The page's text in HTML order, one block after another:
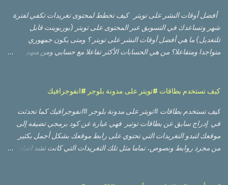
أفضل أوقات النشر على تويتر كيف تخطط لمحتوى تغريدات تكفي لفترة
شهر وتساعدك في التسويق عبر المحتوى على تويتر (بوربوينت قابل
للتعديل) ما هي أفضل أوقات النشر على تويتر ؟ ومتى يكون جمهوري
متواجدا ومتفاعلا؟ من هي الحسابات الأكثر تفاعلا مع حسابي ومن منهم
الفيديوهات كان أداؤها أفضل؟ لا بد من أنك قرأت أو مررت على العديد من
والإجازة في تلك الدول، وعليك إعادة تقدير الأوقات لتناسب دولتك
وجمهورك، وقد يعمل أو لا يعمل، والسبب ظروف أخرى مثل كونهم مثلا
يتنقلون بوسائل النقل العام، مما يعطيهم وقتا. أكبر لتفقد حساباتهم على
منصات التواصل الاجتماعي قبل البدء بالعمل وبعد إنهاء العمل، بينما في
كيف تستخدم بطاقات #تويتر على مدونة بلوجر #انفوجرافيك
كيف تستخدم بطاقات #تويتر على مدونة بلوجر #انفوجرافيك كما تحدثت
في إدراج سابق عن بطاقات توتير فهي عبارة عن كود برمجي تضيفه إلى
موقعك لتبدو التغريدات التي تحتوي على رابط موقعك بشكل أجمل بكثير
من مجرد روابط ونصوص، تماما مثل تلك التغريدات التي كانت تشد انتباهنا